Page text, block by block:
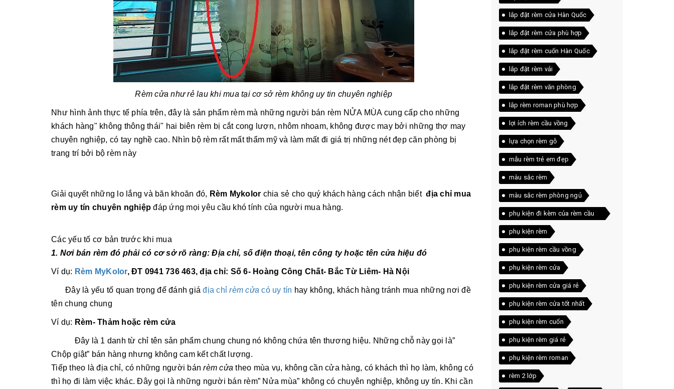
Rèm cửa như rẻ lau khi mua tại cơ sở rèm không uy tin chuyên nghiệp
Như hình ảnh thực tế phía trên, đây là sản phẩm rèm mà những người bán rèm NỬA MÙA cung cấp cho những
khách hàng" không thông thái" hai biên rèm bị cắt cong lượn, nhôm nhoam, không được may bởi những thợ may
chuyên nghiệp, có tay nghề cao. Nhìn bộ rèm rất mất thẩm mỹ và làm mất đi giá trị những nét đẹp căn phòng bị
trang trí bởi bộ rèm này
Giải quyết những lo lắng và băn khoăn đó, Rèm Mykolor chia sẻ cho quý khách hàng cách nhận biết địa chỉ mua
rèm uy tín chuyên nghiệp đáp ứng mọi yêu cầu khó tính của người mua hàng.
Các yếu tố cơ bản trước khi mua
1. Nơi bán rèm đó phải có cơ sở rõ ràng: Địa chỉ, số điện thoại, tên công ty hoặc tên cửa hiệu đó
Ví dụ: Rèm MyKolor, ĐT 0941 736 463, địa chỉ: Số 6- Hoàng Công Chất- Bắc Từ Liêm- Hà Nội
Đây là yếu tố quan trọng để đánh giáđịa chỉ rèm cửa có uy tín hay không, khách hàng tránh mua những nơi đề
tên chung chung
Ví dụ: Rèm- Thảm hoặc rèm cửa
Đây là 1 danh từ chỉ tên sản phẩm chung chung nó không chứa tên thương hiệu. Những chỗ này gọi là”
Chộp giật” bán hàng nhưng không cam kết chất lượng.
Tiếp theo là địa chỉ, có những người bán rèm cửa theo mùa vụ, không cần cửa hàng, có khách thì họ làm, không có
thì họ đi làm việc khác. Đây gọi là những người bán rèm” Nửa mùa” không có chuyên nghiệp, không uy tín. Khi cần
lắp đặt rèm cửa Hàn Quốc
lắp đặt rèm cửa phù hợp
lắp đặt rèm cuốn Hàn Quốc
lắp đặt rèm vải
lắp đặt rèm văn phòng
lắp rèm roman phù hợp
lợi ích rèm cầu vồng
lựa chọn rèm gỗ
mẫu rèm trẻ em đẹp
màu sắc rèm
màu sắc rèm phòng ngủ
phụ kiện đi kèm của rèm cầu
vồng
phụ kiện rèm
phụ kiện rèm cầu vồng
phụ kiện rèm cửa
phụ kiện rèm cửa giá rẻ
phụ kiện rèm cửa tốt nhất
phụ kiện rèm cuốn
phụ kiện rèm giá rẻ
phụ kiện rèm roman
rèm 2 lớp